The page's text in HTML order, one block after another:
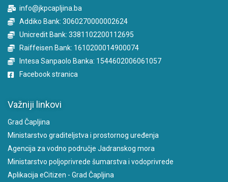
info@jkpcapljina.ba
Addiko Bank: 3060270000002624
Unicredit Bank: 3381102200112695
Raiffeisen Bank: 1610200014900074
Intesa Sanpaolo Banka: 1544602006061057
Facebook stranica
Važniji linkovi
Grad Čapljina
Ministarstvo graditeljstva i prostornog uređenja
Agencija za vodno područje Jadranskog mora
Ministarstvo poljoprivrede šumarstva i vodoprivrede
Aplikacija eCitizen - Grad Čapljina